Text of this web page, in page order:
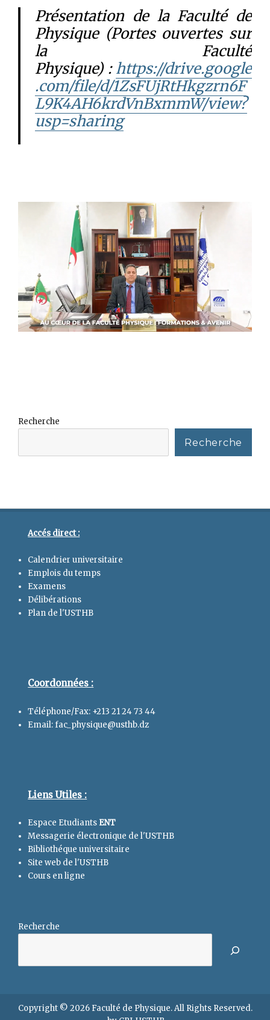
Présentation de la Faculté de
Physique (Portes ouvertes sur
la Faculté
Physique):https://drive.google
.com/file/d/1ZsFUjRtHkgzrn6F
L9K4AH6krdVnBxmmW/view?
usp=sharing
Recherche
Recherche
Accés direct :
Calendrier universitaire
Emplois du temps
Examens
Délibérations
Plan de l'USTHB
Coordonnées :
Téléphone/Fax: +213 21 24 73 44
Email: fac_physique@usthb.dz
Liens Utiles :
Espace Etudiants ENT
Messagerie électronique de l'USTHB
Bibliothéque universitaire
Site web de l'USTHB
Cours en ligne
Recherche
Copyright © 2026 Faculté de Physique. All Rights Reserved.